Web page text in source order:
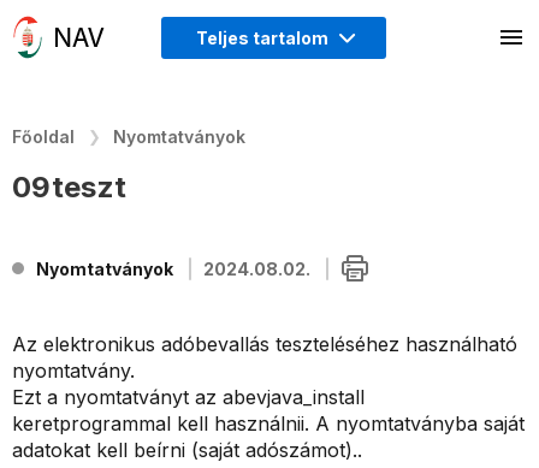
Teljes tartalom
Főoldal Nyomtatványok
09teszt
Nyomtatványok 2024.08.02.
Az elektronikus adóbevallás teszteléséhez használható
nyomtatvány.
Ezt a nyomtatványt az abevjava_install
keretprogrammal kell használnii. A nyomtatványba saját
adatokat kell beírni (saját adószámot)..